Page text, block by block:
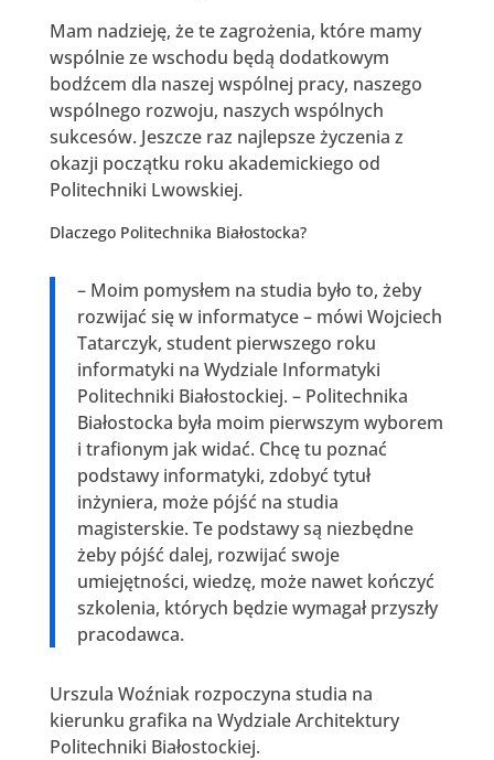
Mam nadzieję, że te zagrożenia, które mamy
wspólnie ze wschodu będą dodatkowym
bodźcem dla naszej wspólnej pracy, naszego
wspólnego rozwoju, naszych wspólnych
sukcesów. Jeszcze raz najlepsze życzenia z
okazji początku roku akademickiego od
Politechniki Lwowskiej.
Dlaczego Politechnika Białostocka?
– Moim pomysłem na studia było to, żeby
rozwijać się w informatyce – mówi Wojciech
Tatarczyk, student pierwszego roku
informatyki na Wydziale Informatyki
Politechniki Białostockiej. – Politechnika
Białostocka była moim pierwszym wyborem
i trafionym jak widać. Chcę tu poznać
podstawy informatyki, zdobyć tytuł
inżyniera, może pójść na studia
magisterskie. Te podstawy są niezbędne
żeby pójść dalej, rozwijać swoje
umiejętności, wiedzę, może nawet kończyć
szkolenia, których będzie wymagał przyszły
pracodawca.
Urszula Woźniak rozpoczyna studia na
kierunku grafika na Wydziale Architektury
Politechniki Białostockiej.